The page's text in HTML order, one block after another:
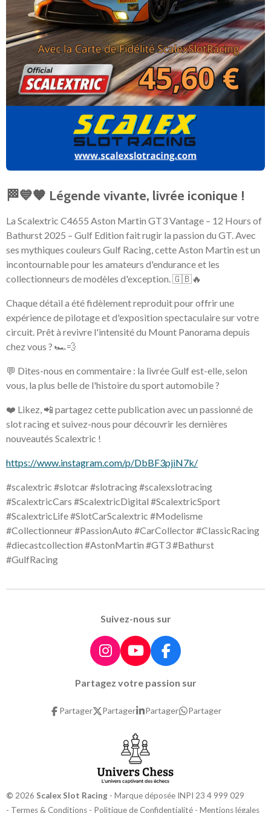
🏁💙🧡 Légende vivante, livrée iconique !
La Scalextric C4655 Aston Martin GT3 Vantage – 12 Hours of
Bathurst 2025 – Gulf Edition fait rugir la passion du GT. Avec
ses mythiques couleurs Gulf Racing, cette Aston Martin est un
incontournable pour les amateurs d'endurance et les
collectionneurs de modèles d'exception. 🇬🇧🔥
Chaque détail a été fidèlement reproduit pour offrir une
expérience de pilotage et d'exposition spectaculaire sur votre
circuit. Prêt à revivre l'intensité du Mount Panorama depuis
chez vous ? 🏎️💨
💬 Dites-nous en commentaire : la livrée Gulf est-elle, selon
vous, la plus belle de l'histoire du sport automobile ?
❤️ Likez, 📲 partagez cette publication avec un passionné de
slot racing et suivez-nous pour découvrir les dernières
nouveautés Scalextric !
https://www.instagram.com/p/DbBF3pjiN7k/
#scalextric #slotcar #slotracing #scalexslotracing
#ScalextricCars #ScalextricDigital #ScalextricSport
#ScalextricLife #SlotCarScalextric #Modelisme
#Collectionneur #PassionAuto #CarCollector #ClassicRacing
#diecastcollection #AstonMartin #GT3 #Bathurst
#GulfRacing
Suivez-nous sur
I
s
a
m
Y
u
u
b
e
F
c
b
Partagez votre passion sur
Partager Partager Partager Partager
© 2026 Scalex Slot Racing - Marque déposée INPI 23 4 999 029
- Termes & Conditions - Politique de Confidentialité - Mentions légales